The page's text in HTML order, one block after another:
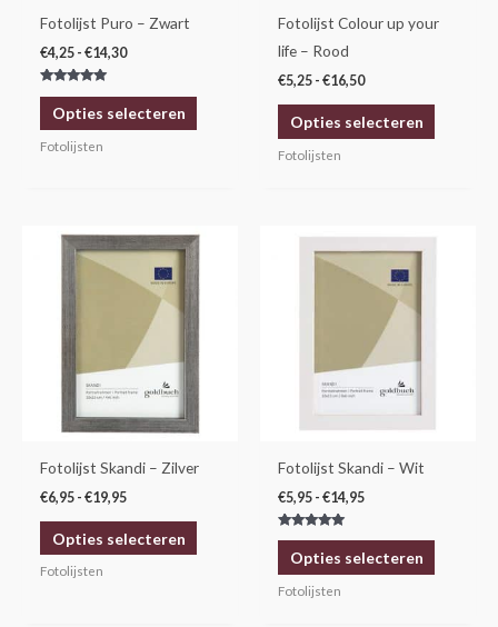
Fotolijst Puro – Zwart
€4,25 - €14,30
Gewaardeerd
5.00
uit 5Opties selecteren
de
productpagina
Fotolijsten
Fotolijst Colour up your
life – Rood
€5,25 - €16,50
Opties selecteren
Fotolijsten
Fotolijst Skandi – Zilver
€6,95 - €19,95
Prijsklasse:
€6,95
€19,95
Opties selecteren
Dit
kan
productpagina
Fotolijsten
Fotolijst Skandi – Wit
€5,95 - €14,95
€5,95
€14,95
Gewaardeerd
5.00
uit 5Opties selecteren
Dit
kan
de
Fotolijsten